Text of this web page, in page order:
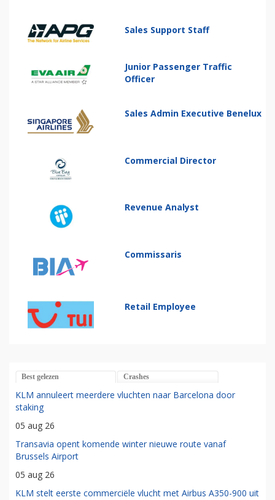
Sales Support Staff
Junior Passenger Traffic
Officer
Sales Admin Executive Benelux
Commercial Director
Revenue Analyst
Commissaris
Retail Employee
Best gelezen Crashes
KLM annuleert meerdere vluchten naar Barcelona door
staking
05 aug 26
Transavia opent komende winter nieuwe route vanaf
Brussels Airport
05 aug 26
KLM stelt eerste commerciële vlucht met Airbus A350-900 uit